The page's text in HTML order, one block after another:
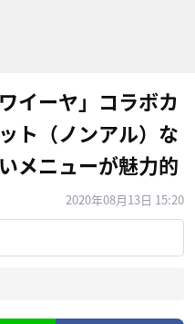
イーヤ」コラボカ
ト（ノンアル）な
メニューが魅力的
2020年08月13日 15:20